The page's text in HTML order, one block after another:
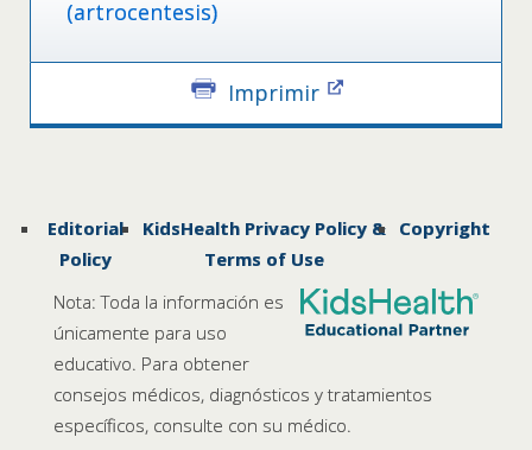
(artrocentesis)
Imprimir
Editorial
Policy
KidsHealth Privacy Policy &
Terms of Use
Copyright
Nota: Toda la información es
únicamente para uso
educativo. Para obtener
consejos médicos, diagnósticos y tratamientos
específicos, consulte con su médico.